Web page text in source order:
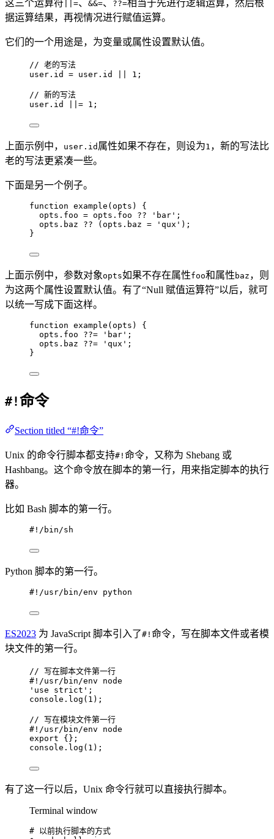
这三个运算符 ||=、 &&=、 ??=相当于先进行逻辑运算，然后根
据运算结果，再视情况进行赋值运算。
它们的一个用途是，为变量或属性设置默认值。
// 老的写法
user . id = user . id 1 ;
// 新的写法
user . id ||= 1 ;
上面示例中， user.id 属性如果不存在，则设为1 ，新的写法比
老的写法更紧凑一些。
下面是另一个例子。
function example ( opts )
{
opts . foo = opts . foo ?? ' bar ' ;
opts . baz ?? ( opts . baz = ' qux ' );
}
上面示例中，参数对象opts如果不存在属性foo和属性 baz ，则
为这两个属性设置默认值。有了“Null 赋值运算符”以后，就可
以统一写成下面这样。
function example ( opts )
{
opts . foo ??= ' bar ' ;
opts . baz ??= ' qux ' ;
}
#!命令
Section titled “#!命令”
Unix 的命令行脚本都支持#! 命令，又称为 Shebang 或
Hashbang。这个命令放在脚本的第一行，用来指定脚本的执行
器。
比如 Bash 脚本的第一行。
#!/bin/sh
Python 脚本的第一行。
#!/usr/bin/env python
ES2023 为 JavaScript 脚本引入了#! 命令，写在脚本文件或者模
块文件的第一行。
// 写在脚本文件第一行
# !/usr/ bin /env
node
' use strict ' ;
console . log ( 1 );
// 写在模块文件第一行
# !/usr/ bin /env
node
export {};
console . log ( 1 );
有了这一行以后，Unix 命令行就可以直接执行脚本。
Terminal window
# 以前执行脚本的方式